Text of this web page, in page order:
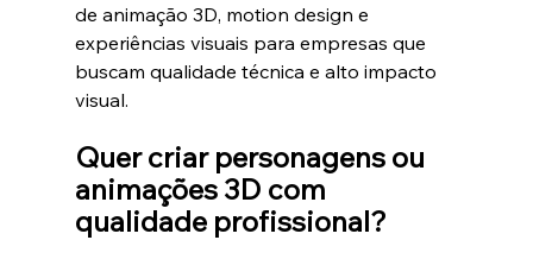
de animação 3D, motion design e
experiências visuais para empresas que
buscam qualidade técnica e alto impacto
visual.
Quer criar personagens ou
animações 3D com
qualidade profissional?